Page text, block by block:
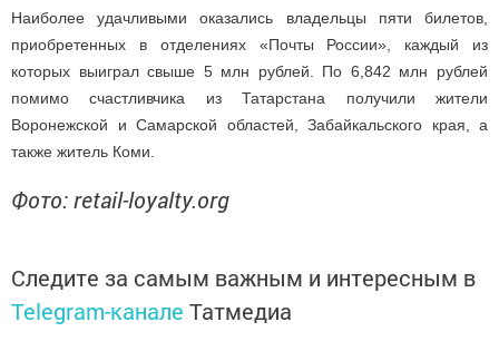
Наиболее удачливыми оказались владельцы пяти билетов,
приобретенных в отделениях «Почты России», каждый из
которых выиграл свыше 5 млн рублей. По 6,842 млн рублей
помимо счастливчика из Татарстана получили жители
Воронежской и Самарской областей, Забайкальского края, а
также житель Коми.
Фото: retail-loyalty.org
Следите за самым важным и интересным в
Telegram-канале Татмедиа